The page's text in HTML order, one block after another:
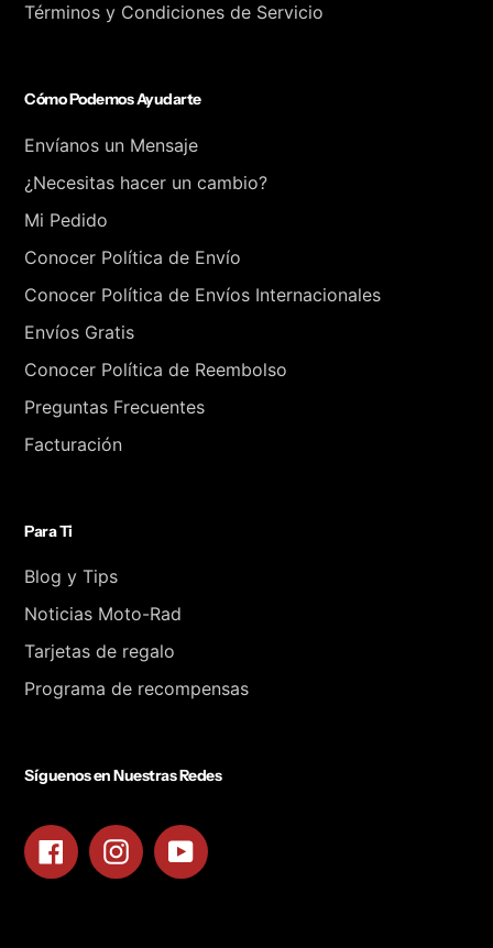
Términos y Condiciones de Servicio
Cómo Podemos Ayudarte
Envíanos un Mensaje
¿Necesitas hacer un cambio?
Mi Pedido
Conocer Política de Envío
Conocer Política de Envíos Internacionales
Envíos Gratis
Conocer Política de Reembolso
Preguntas Frecuentes
Facturación
Para Ti
Blog y Tips
Noticias Moto-Rad
Tarjetas de regalo
Programa de recompensas
Síguenos en Nuestras Redes
FacebookInstagramYouTube